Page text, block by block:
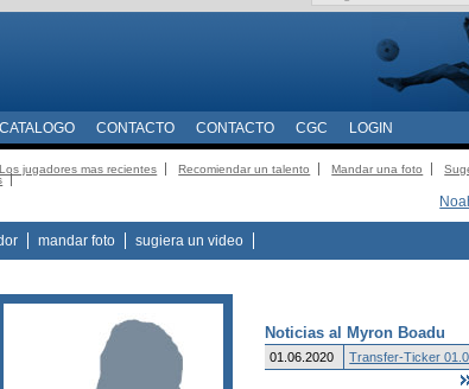
CATALOGO CONTACTO CONTACTO CGC LOGIN
Los jugadores mas recientes Recomiendar un talento Mandar una foto
mandar foto sugiera un video
Noticias al Myron Boadu
01.06.2020
Transfer-Ticker